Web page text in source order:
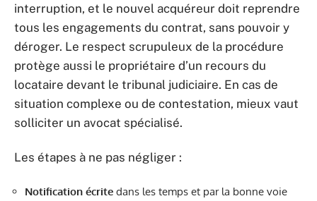
interruption, et le nouvel acquéreur doit reprendre
tous les engagements du contrat, sans pouvoir y
déroger. Le respect scrupuleux de la procédure
protège aussi le propriétaire d’un recours du
locataire devant le tribunal judiciaire. En cas de
situation complexe ou de contestation, mieux vaut
solliciter un avocat spécialisé.
Les étapes à ne pas négliger :
Notification écrite dans les temps et par la bonne voie